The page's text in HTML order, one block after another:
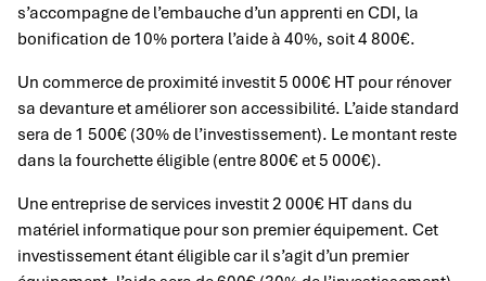
s’accompagne de l’embauche d’un apprenti en CDI, la
bonification de 10% portera l’aide à 40%, soit 4 800€.
Un commerce de proximité investit 5 000€ HT pour rénover
sa devanture et améliorer son accessibilité. L’aide standard
sera de 1 500€ (30% de l’investissement). Le montant reste
dans la fourchette éligible (entre 800€ et 5 000€).
Une entreprise de services investit 2 000€ HT dans du
matériel informatique pour son premier équipement. Cet
investissement étant éligible car il s’agit d’un premier